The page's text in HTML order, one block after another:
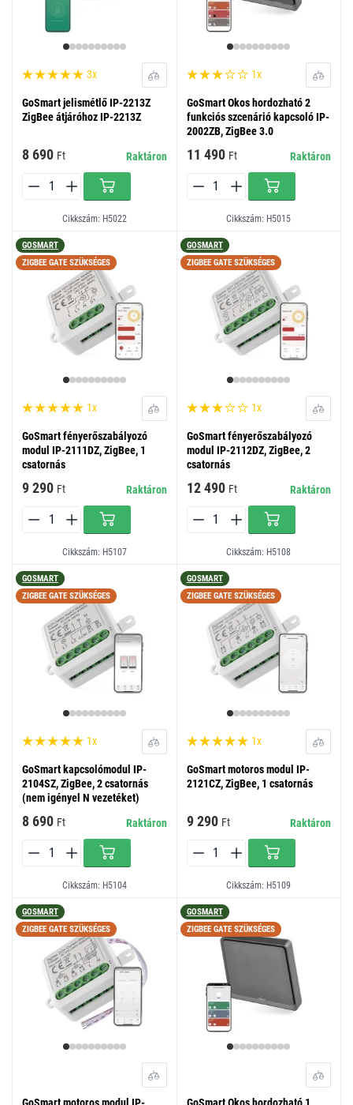
3x
GoSmart jelismétlő IP-2213Z
ZigBee átjáróhoz IP-2213Z
8 690 Ft Raktáron
Cikkszám: H5022
1x
GoSmart Okos hordozható 2
funkciós szcenárió kapcsoló IP-
2002ZB, ZigBee 3.0
11 490 Ft Raktáron
Cikkszám: H5015
GOSMART
ZIGBEE GATE SZÜKSÉGES
1x
GoSmart fényerőszabályozó
modul IP-2111DZ, ZigBee, 1
csatornás
9 290 Ft Raktáron
Cikkszám: H5107
GOSMART
ZIGBEE GATE SZÜKSÉGES
1x
GoSmart fényerőszabályozó
modul IP-2112DZ, ZigBee, 2
csatornás
12 490 Ft Raktáron
Cikkszám: H5108
GOSMART
ZIGBEE GATE SZÜKSÉGES
1x
GoSmart kapcsolómodul IP-
2104SZ, ZigBee, 2 csatornás
(nem igényel N vezetéket)
8 690 Ft Raktáron
Cikkszám: H5104
GOSMART
ZIGBEE GATE SZÜKSÉGES
1x
GoSmart motoros modul IP-
2121CZ, ZigBee, 1 csatornás
9 290 Ft Raktáron
Cikkszám: H5109
GOSMART
ZIGBEE GATE SZÜKSÉGES
GOSMART
ZIGBEE GATE SZÜKSÉGES